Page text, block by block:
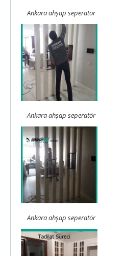
Ankara ahşap seperatör
Ankara ahşap seperatör
Ankara ahşap seperatör